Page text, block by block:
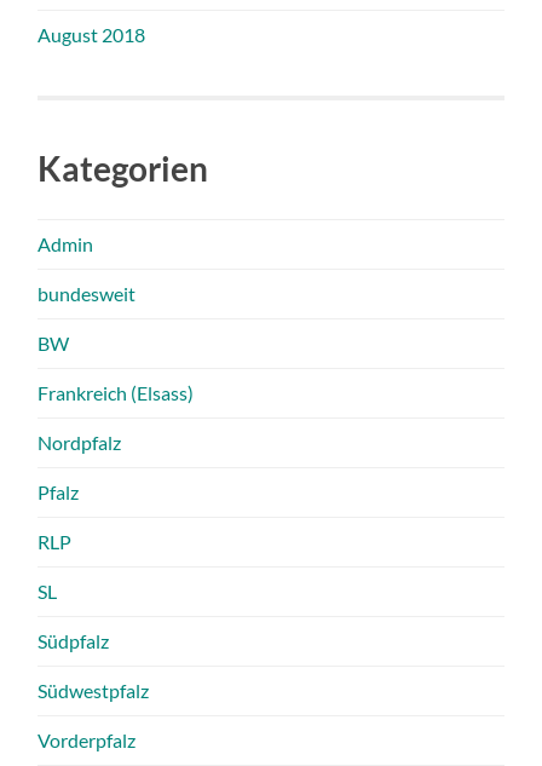
August 2018
Kategorien
Admin
bundesweit
BW
Frankreich (Elsass)
Nordpfalz
Pfalz
RLP
SL
Südpfalz
Südwestpfalz
Vorderpfalz